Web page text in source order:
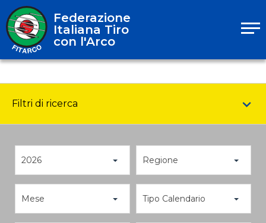
Federazione
Italiana Tiro
con l'Arco
Filtri di ricerca
2026 Regione
Mese Tipo Calendario